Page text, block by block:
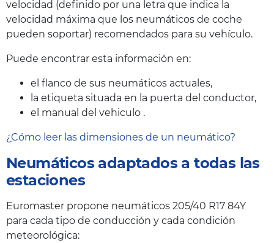
velocidad (definido por una letra que indica la
velocidad máxima que los neumáticos de coche
pueden soportar) recomendados para su vehículo.
Puede encontrar esta información en:
el flanco de sus neumáticos actuales,
la etiqueta situada en la puerta del conductor,
el manual del vehiculo .
¿Cómo leer las dimensiones de un neumático?
Neumáticos adaptados a todas las
estaciones
Euromaster propone neumáticos 205/40 R17 84Y
para cada tipo de conducción y cada condición
meteorológica: